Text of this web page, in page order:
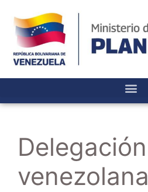
Delegación
venezolana